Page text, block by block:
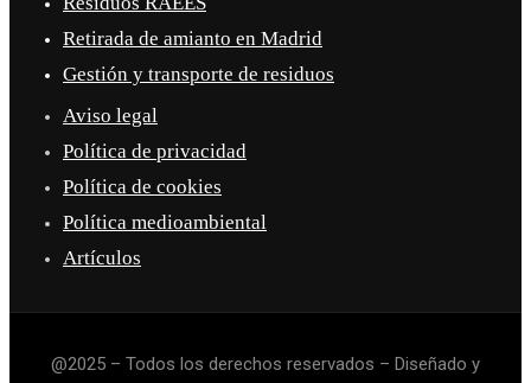
Retirada de amianto en Madrid
Gestión y transporte de residuos
Aviso legal
Política de privacidad
Política de cookies
Política medioambiental
Artículos
@2025 – Todos los derechos reservados – Diseñado y